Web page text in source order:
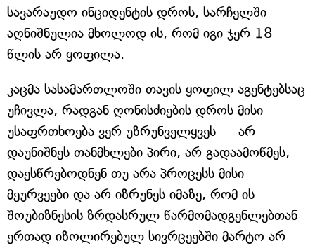
სავარაუდო ინციდენტის დროს, სარჩელში
აღნიშნულია მხოლოდ ის, რომ იგი ჯერ 18
წლის არ ყოფილა.
კაცმა სასამართლოში თავის ყოფილ აგენტებსაც
უჩივლა, რადგან ღონისძიების დროს მისი
უსაფრთხოება ვერ უზრუნველყვეს — არ
დაუნიშნეს თანმხლები პირი, არ გადაამოწმეს,
დაესწრებოდნენ თუ არა პროცესს მისი
მეურვეები და არ იზრუნეს იმაზე, რომ ის
შოუბიზნესის ზრდასრულ წარმომადგენლებთან
ერთად იზოლირებულ სივრცეებში მარტო არ